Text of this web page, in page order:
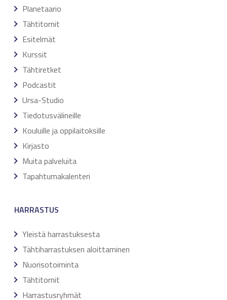
Planetaario
Tähtitornit
Esitelmät
Kurssit
Tähtiretket
Podcastit
Ursa-Studio
Tiedotusvälineille
Kouluille ja oppilaitoksille
Kirjasto
Muita palveluita
Tapahtumakalenteri
HARRASTUS
Yleistä harrastuksesta
Tähtiharrastuksen aloittaminen
Nuorisotoiminta
Tähtitornit
Harrastusryhmät